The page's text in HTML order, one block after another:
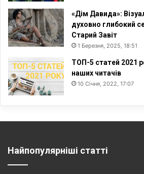
«Дім Давида»:
духовно глибокий
Старий Завіт
1 Березня, 2025, 18:51
ТОП-5 статей 2021
наших читачів
10 Січня, 2022, 17:07
Найпопулярніші статті